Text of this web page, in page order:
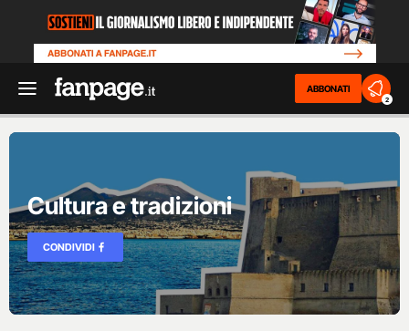
ABBONATI
2
Cultura e tradizioni
CONDIVIDI